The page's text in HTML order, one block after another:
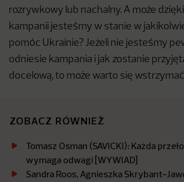
rozrywkowy lub nachalny. A może
kampanii jesteśmy w stanie w
pomóc Ukrainie? Jeżeli nie jesteśmy
odniesie kampania i jak zostanie
docelową, to może warto się wstrzymać
ZOBACZ RÓWNIEŻ
Tomasz Osman (SAVICKI): Każda
wymaga odwagi [WYWIAD]
Sandra Roos, Agnieszka Skrybant-